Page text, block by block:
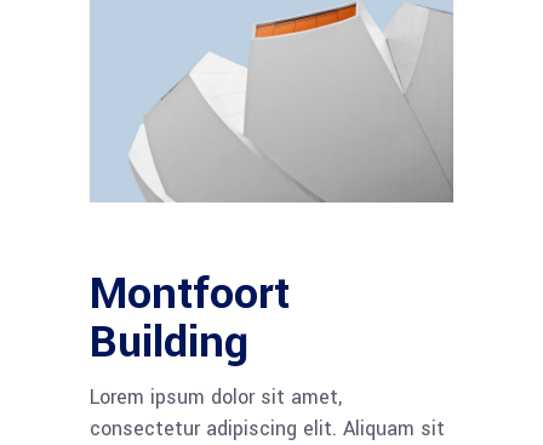
Montfoort
Building
Lorem ipsum dolor sit amet,
consectetur adipiscing elit. Aliquam sit